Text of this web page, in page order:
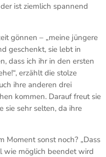
ist ziemlich spannend
gönnen – „meine jüngere
geschenkt, sie lebt in
dass ich ihr in den ersten
erzählt die stolze
ihre anderen drei
kommen. Darauf freut sie
sie sehr selten, da ihre
Moment sonst noch? „Dass
wie möglich beendet wird